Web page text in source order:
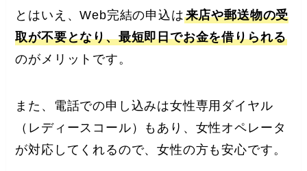
とはいえ、Web完結の申込は来店や郵送物の受
取が不要となり、最短即日でお金を借りられる
のがメリットです。
また、電話での申し込みは女性専用ダイヤル
（レディースコール）もあり、女性オペレータ
が対応してくれるので、女性の方も安心です。